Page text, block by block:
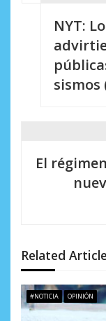
d
e
e
NYT:
sismos
El
Related
#NOTICIA OPINIÓN